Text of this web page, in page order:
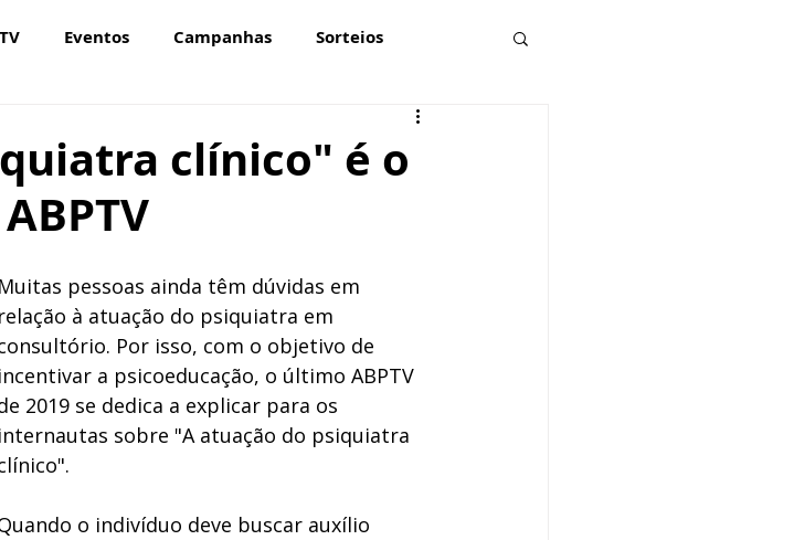
Eventos Campanhas Sorteios
clínico" é o
Muitas pessoas ainda têm dúvidas em
relação à atuação do psiquiatra em
Por isso, com o objetivo de
incentivar a psicoeducação, o último ABPTV
2019 se dedica a explicar para os
internautas sobre "A atuação do psiquiatra
o indivíduo deve buscar auxílio